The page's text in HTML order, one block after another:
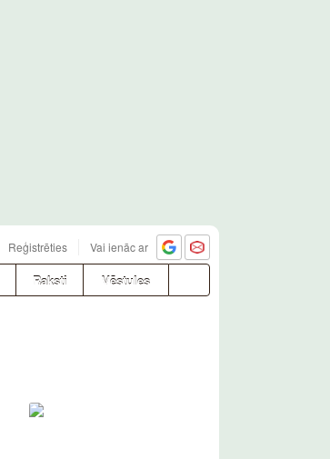
Reģistrēties Vai ienāc ar
Raksti Vēstules